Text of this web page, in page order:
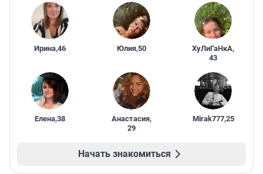
Ирина,46 Юлия,50 ХуЛиГаНкА,
43
Елена,38 Анастасия,
29
Mirak777,25
Начать знакомиться